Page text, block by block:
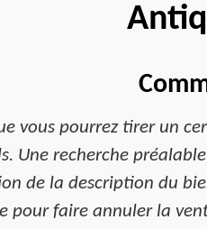
vous pourrez tirer un
Une recherche
de la description du
pour faire annuler la